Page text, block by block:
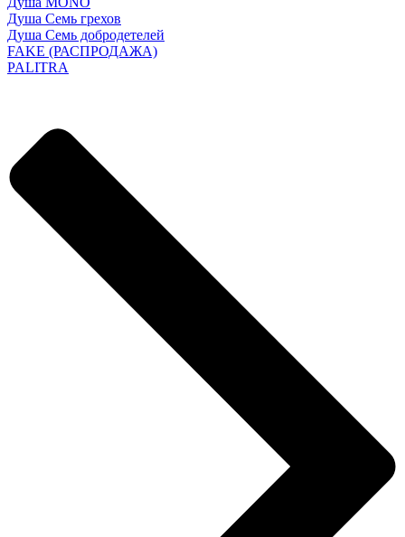
Душа Семь грехов
Душа Семь добродетелей
FAKE (РАСПРОДАЖА)
PALITRA